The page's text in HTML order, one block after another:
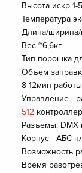
Высота искр 1-
Температура
Длина/ширина/
Вес ~6,6кг
Тип порошка
Объем
8-12мин
Управление -
512
Разъемы: DMX
Корпус - АБС
Возможность
Время